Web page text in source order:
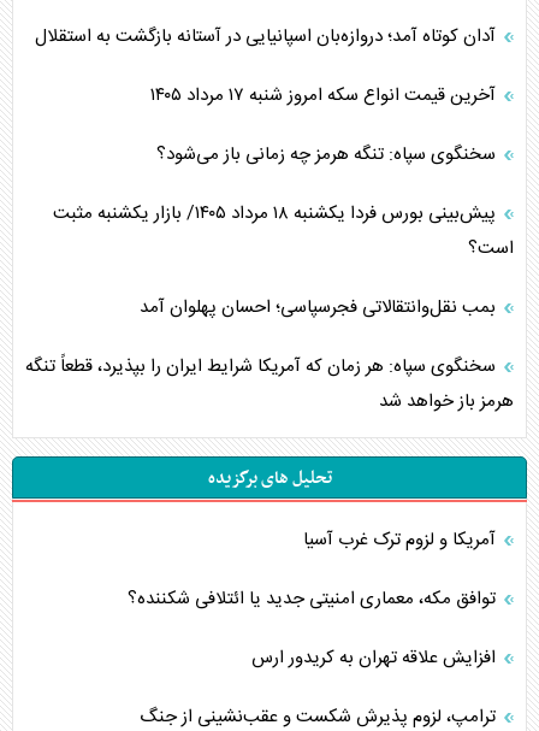
آدان کوتاه آمد؛ دروازه‌بان اسپانیایی در آستانه بازگشت به استقلال
آخرین قیمت انواع سکه امروز شنبه ۱۷ مرداد ۱۴۰۵
سخنگوی سپاه: تنگه هرمز چه زمانی باز می‌شود؟
پیش‌بینی بورس فردا یکشنبه ۱۸ مرداد ۱۴۰۵/ بازار یکشنبه مثبت
است؟
بمب نقل‌وانتقالاتی فجرسپاسی؛ احسان پهلوان آمد
سخنگوی سپاه: هر زمان که آمریکا شرایط ایران را بپذیرد، قطعاً تنگه
هرمز باز خواهد شد
تحلیل های برگزیده
آمریکا و لزوم ترک غرب آسیا
توافق مکه، معماری امنیتی جدید یا ائتلافی شکننده؟
افزایش علاقه تهران به کریدور ارس
ترامپ، لزوم پذیرش شکست و عقب‌نشینی از جنگ